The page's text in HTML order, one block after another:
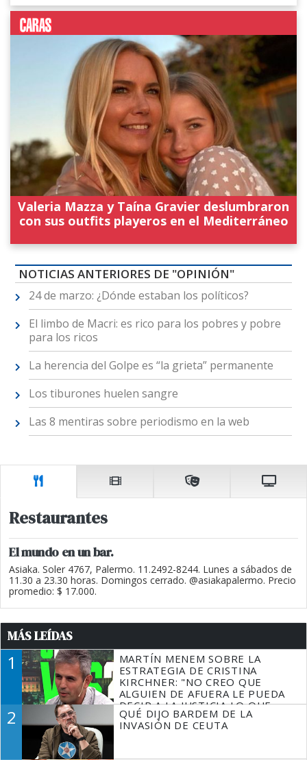
Valeria Mazza y Taína Gravier deslumbraron
con sus outfits playeros en el Mediterráneo
NOTICIAS ANTERIORES DE "OPINIÓN"
24 de marzo: ¿Dónde estaban los políticos?
El limbo de Macri: es rico para los pobres y pobre
para los ricos
La herencia del Golpe es “la grieta” permanente
Los tiburones huelen sangre
Las 8 mentiras sobre periodismo en la web
Restaurantes
El mundo en un bar.
Asiaka. Soler 4767, Palermo. 11.2492-8244. Lunes a sábados de
11.30 a 23.30 horas. Domingos cerrado. @asiakapalermo. Precio
promedio: $ 17.000.
MÁS LEÍDAS
1
MARTÍN MENEM SOBRE LA
ESTRATEGIA DE CRISTINA
KIRCHNER: "NO CREO QUE
ALGUIEN DE AFUERA LE PUEDA
DECIR A LA JUSTICIA LO QUE
TIENE QUE HACER"
2
QUÉ DIJO BARDEM DE LA
INVASIÓN DE CEUTA